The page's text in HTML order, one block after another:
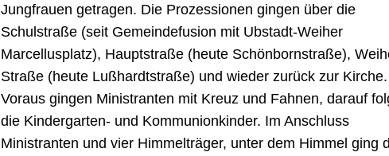
Jungfrauen getragen. Die Prozessionen gingen über die
Schulstraße (seit Gemeindefusion mit Ubstadt-Weiher
Marcellusplatz), Hauptstraße (heute Schönbornstraße),
Straße (heute Lußhardtstraße) und wieder zurück zur Kirche.
Voraus gingen Ministranten mit Kreuz und Fahnen, darauf
die Kindergarten- und Kommunionkinder. Im Anschluss
Ministranten und vier Himmelträger, unter dem Himmel ging